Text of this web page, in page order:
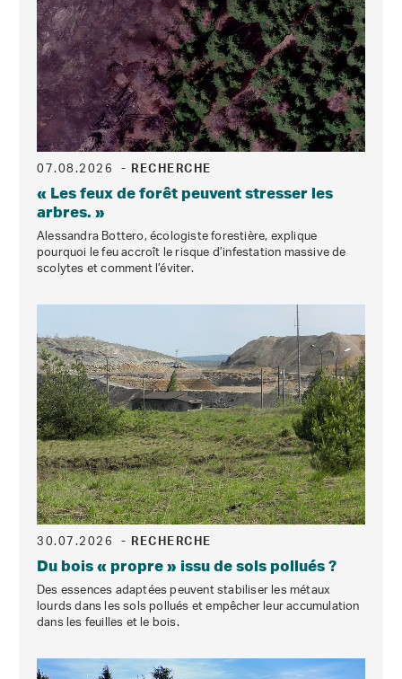
07.08.2026 - RECHERCHE
« Les feux de forêt peuvent stresser les
arbres. »
Alessandra Bottero, écologiste forestière, explique
pourquoi le feu accroît le risque d’infestation massive de
scolytes et comment l’éviter.
30.07.2026 - RECHERCHE
Du bois « propre » issu de sols pollués ?
Des essences adaptées peuvent stabiliser les métaux
lourds dans les sols pollués et empêcher leur accumulation
dans les feuilles et le bois.